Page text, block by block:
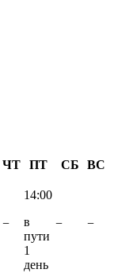
ЧТ ПТ СБ ВС
−
14:00
в
пути
1
день
− −